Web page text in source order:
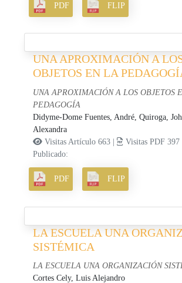
PDF FLIP
UNA APROXIMACIÓN A
OBJETOS EN LA
UNA APROXIMACIÓN A LOS OBJETOS
PEDAGOGÍA
Didyme-Dome Fuentes, André,Quiroga,
Alexandra
Visitas Artículo 663 |
Visitas PDF 397
Publicado:
PDF FLIP
LA ESCUELA UNA
SISTÉMICA
LA ESCUELA UNA ORGANIZACIÓN
Cortes Cely, Luis Alejandro